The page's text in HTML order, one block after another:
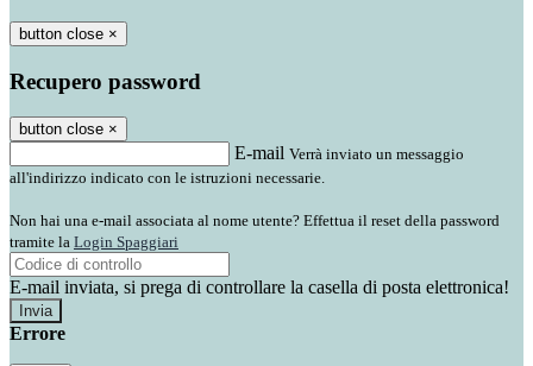
button close ×
Recupero password
button close ×
E-mail Verrà inviato un messaggio
all'indirizzo indicato con le istruzioni necessarie.
Non hai una e-mail associata al nome utente? Effettua il reset della password
tramite la Login Spaggiari
E-mail inviata, si prega di controllare la casella di posta elettronica!
Errore